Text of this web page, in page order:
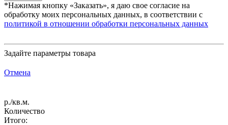
*Нажимая кнопку «Заказать», я даю свое согласие на
обработку моих персональных данных, в соответствии с
политикой в отношении обработки персональных данных
Задайте параметры товара
Отмена
р./кв.м.
Количество
Итого: